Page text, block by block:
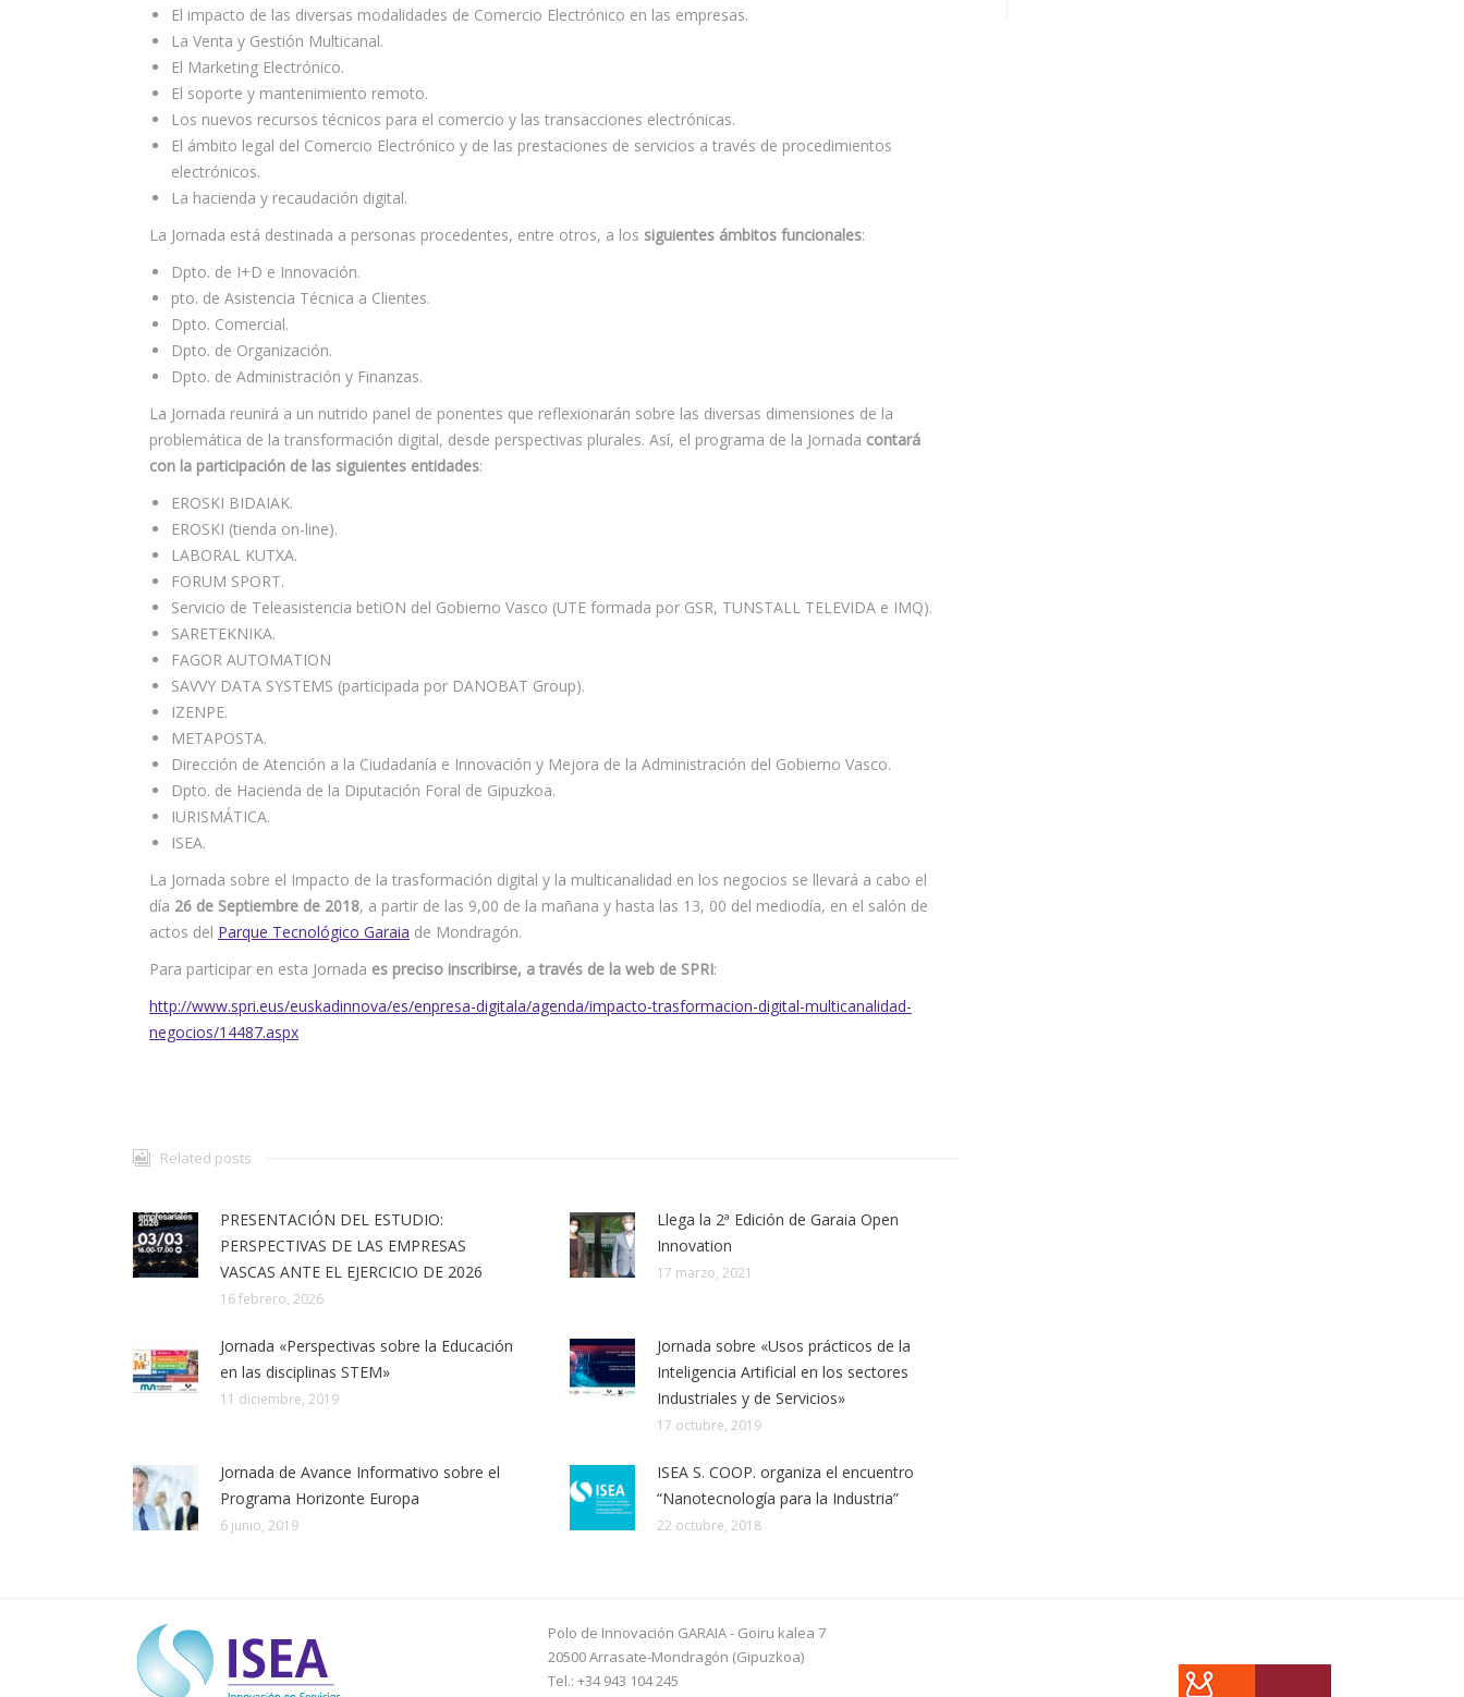
El impacto de las diversas modalidades de Comercio Electrónico en las empresas.
La Venta y Gestión Multicanal.
El Marketing Electrónico.
El soporte y mantenimiento remoto.
Los nuevos recursos técnicos para el comercio y las transacciones electrónicas.
El ámbito legal del Comercio Electrónico y de las prestaciones de servicios a través de procedimientos
electrónicos.
La hacienda y recaudación digital.
La Jornada está destinada a personas procedentes, entre otros, a los siguientes ámbitos funcionales:
Dpto. de I+D e Innovación.
pto. de Asistencia Técnica a Clientes.
Dpto. Comercial.
Dpto. de Organización.
Dpto. de Administración y Finanzas.
La Jornada reunirá a un nutrido panel de ponentes que reflexionarán sobre las diversas dimensiones de la
problemática de la transformación digital, desde perspectivas plurales. Así, el programa de la Jornada contará
con la participación de las siguientes entidades:
EROSKI BIDAIAK.
EROSKI (tienda on-line).
LABORAL KUTXA.
FORUM SPORT.
Servicio de Teleasistencia betiON del Gobierno Vasco (UTE formada por GSR, TUNSTALL TELEVIDA e IMQ).
SARETEKNIKA.
FAGOR AUTOMATION
SAVVY DATA SYSTEMS (participada por DANOBAT Group).
IZENPE.
METAPOSTA.
Dirección de Atención a la Ciudadanía e Innovación y Mejora de la Administración del Gobierno Vasco.
Dpto. de Hacienda de la Diputación Foral de Gipuzkoa.
IURISMÁTICA.
ISEA.
La Jornada sobre el Impacto de la trasformación digital y la multicanalidad en los negocios se llevará a cabo el
día 26 de Septiembre de 2018, a partir de las 9,00 de la mañana y hasta las 13, 00 del mediodía, en el salón de
actos del Parque Tecnológico Garaia de Mondragón.
Para participar en esta Jornada es preciso inscribirse, a través de la web de SPRI:
http://www.spri.eus/euskadinnova/es/enpresa-digitala/agenda/impacto-trasformacion-digital-multicanalidad-
negocios/14487.aspx
Related posts
PRESENTACIÓN DEL ESTUDIO:
PERSPECTIVAS DE LAS EMPRESAS
VASCAS ANTE EL EJERCICIO DE 2026
16 febrero, 2026
Llega la 2ª Edición de Garaia Open
Innovation
17 marzo, 2021
Jornada «Perspectivas sobre la Educación
en las disciplinas STEM»
11 diciembre, 2019
Jornada sobre «Usos prácticos de la
Inteligencia Artificial en los sectores
Industriales y de Servicios»
17 octubre, 2019
Jornada de Avance Informativo sobre el
Programa Horizonte Europa
6 junio, 2019
ISEA S. COOP. organiza el encuentro
“Nanotecnología para la Industria”
22 octubre, 2018
Polo de Innovación GARAIA - Goiru kalea 7
20500 Arrasate-Mondragón (Gipuzkoa)
Tel.: +34 943 104 245